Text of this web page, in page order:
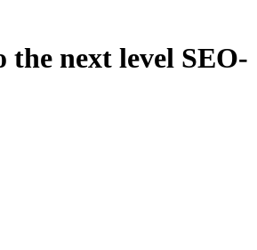
the next level SEO-